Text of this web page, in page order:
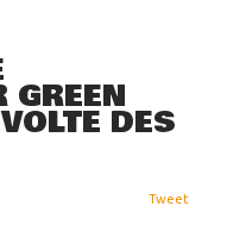
GREEN
DES
Tweet